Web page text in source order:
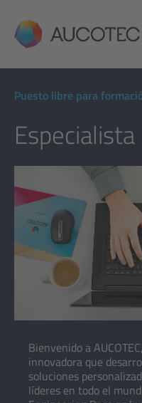
AUCOTEC
Puesto libre para
Bienvenido a
innovadora que
soluciones
líderes en todo el